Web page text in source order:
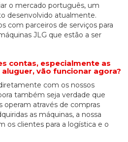
o mercado português, um
desenvolvido atualmente.
com parceiros de serviços para
JLG que estão a ser
contas, especialmente as
vão funcionar agora?
com os nossos
também seja verdade que
operam através de compras
as máquinas, a nossa
os clientes para a logística e o